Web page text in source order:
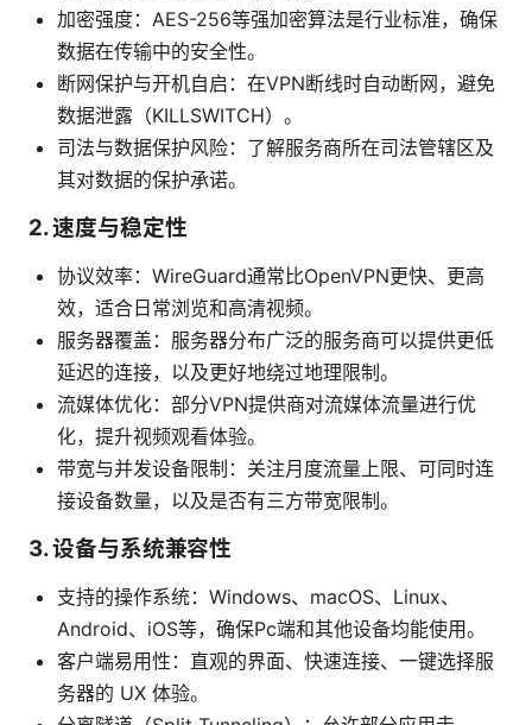
加密强度：AES-256等强加密算法是行业标准，确保
数据在传输中的安全性。
断网保护与开机自启：在VPN断线时自动断网，避免
数据泄露（KILLSWITCH）。
司法与数据保护风险：了解服务商所在司法管辖区及
其对数据的保护承诺。
2. 速度与稳定性
协议效率：WireGuard通常比OpenVPN更快、更高
效，适合日常浏览和高清视频。
服务器覆盖：服务器分布广泛的服务商可以提供更低
延迟的连接，以及更好地绕过地理限制。
流媒体优化：部分VPN提供商对流媒体流量进行优
化，提升视频观看体验。
带宽与并发设备限制：关注月度流量上限、可同时连
接设备数量，以及是否有三方带宽限制。
3. 设备与系统兼容性
支持的操作系统：Windows、macOS、Linux、
Android、iOS等，确保Pc端和其他设备均能使用。
客户端易用性：直观的界面、快速连接、一键选择服
务器的 UX 体验。